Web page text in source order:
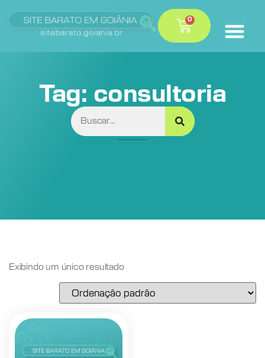
0
Tag: consultoria
Exibindo um único resultado